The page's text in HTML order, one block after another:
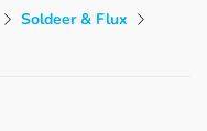
Soldeer & Flux